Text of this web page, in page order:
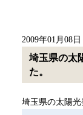
2009年01月08
埼玉県の太
た。
埼玉県の太陽光